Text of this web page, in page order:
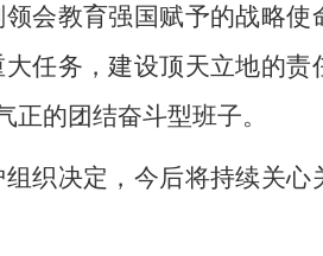
会教育强国赋予的战略使
任务，建设顶天立地的责
的团结奋斗型班子。
织决定，今后将持续关心